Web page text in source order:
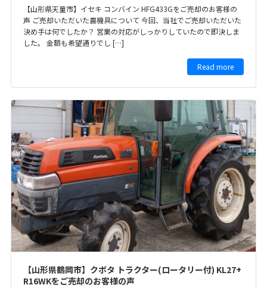
【山形県天童市】イセキ コンバイン HFG433Gをご売却のお客様の
声 ご売却いただいた農機具について 今回、当社でご売却いただいた
決め手は何でしたか？ 営業の対応がしっかりしていたので即決しま
した。 金額も希望通りでし […]
Read more
【山形県鶴岡市】クボタ トラクター(ロータリー付) KL27+
R16WKをご売却のお客様の声